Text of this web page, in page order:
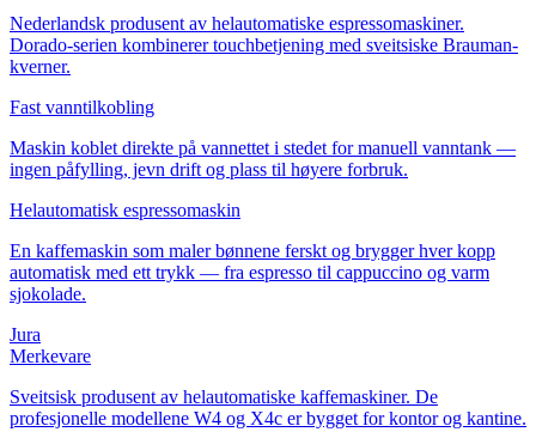
Nederlandsk produsent av helautomatiske espressomaskiner.
Dorado-serien kombinerer touchbetjening med sveitsiske Brauman-
kverner.
Fast vanntilkobling
Maskin koblet direkte på vannettet i stedet for manuell vanntank —
ingen påfylling, jevn drift og plass til høyere forbruk.
Helautomatisk espressomaskin
En kaffemaskin som maler bønnene ferskt og brygger hver kopp
automatisk med ett trykk — fra espresso til cappuccino og varm
sjokolade.
Jura
Merkevare
Sveitsisk produsent av helautomatiske kaffemaskiner. De
profesjonelle modellene W4 og X4c er bygget for kontor og kantine.